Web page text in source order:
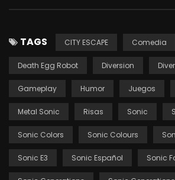
TAGS CITY ESCAPE Comedia
Death Egg Robot Diversion
Gameplay Humor Juegos
Metal Sonic Risas Sonic
Sonic Colors Sonic Colours
Sonic E3 Sonic Español Sonic